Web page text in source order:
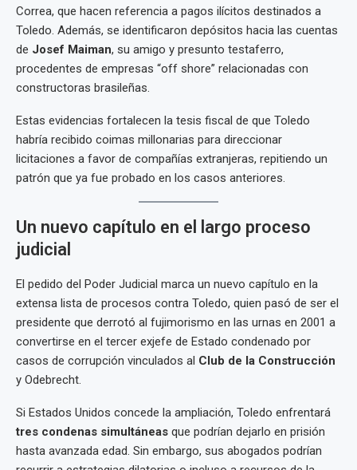
Correa, que hacen referencia a pagos ilícitos destinados a
Toledo. Además, se identificaron depósitos hacia las cuentas
de Josef Maiman, su amigo y presunto testaferro,
procedentes de empresas “off shore” relacionadas con
constructoras brasileñas.
Estas evidencias fortalecen la tesis fiscal de que Toledo
habría recibido coimas millonarias para direccionar
licitaciones a favor de compañías extranjeras, repitiendo un
patrón que ya fue probado en los casos anteriores.
Un nuevo capítulo en el largo proceso
judicial
El pedido del Poder Judicial marca un nuevo capítulo en la
extensa lista de procesos contra Toledo, quien pasó de ser el
presidente que derrotó al fujimorismo en las urnas en 2001 a
convertirse en el tercer exjefe de Estado condenado por
casos de corrupción vinculados al Club de la Construcción
y Odebrecht.
Si Estados Unidos concede la ampliación, Toledo enfrentará
tres condenas simultáneas que podrían dejarlo en prisión
hasta avanzada edad. Sin embargo, sus abogados podrían